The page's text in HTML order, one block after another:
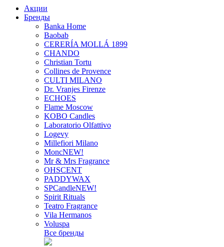
Акции
Бренды
Banka Home
Baobab
CERERÍA MOLLÁ 1899
CHANDO
Christian Tortu
Collines de Provence
CULTI MILANO
Dr. Vranjes Firenze
ECHOES
Flame Moscow
KOBO Candles
Laboratorio Olfattivo
Logevy
Millefiori Milano
MoncNEW!
Mr & Mrs Fragrance
OHSCENT
PADDYWAX
SPCandleNEW!
Spirit Rituals
Teatro Fragrance
Vila Hermanos
Voluspa
Все бренды